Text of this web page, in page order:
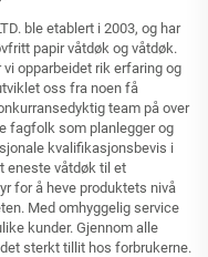
ble etablert i 2003, og har
papir våtdøk og våtdøk.
opparbeidet rik erfaring og
oss fra noen få
team på over
fagfolk som planlegger og
kvalifikasjonsbevis i
eneste våtdøk til et
for å heve produktets nivå
Med omhyggelig service
kunder. Gjennom alle
sterkt tillit hos forbrukerne.